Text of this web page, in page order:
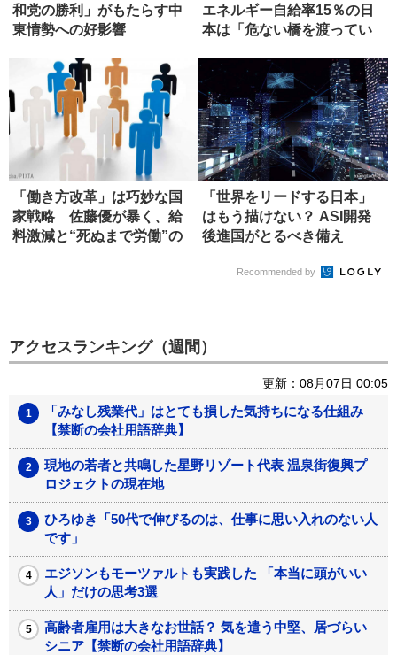
和党の勝利」がもたらす中
東情勢への好影響
エネルギー自給率15％の日
本は「危ない橋を渡ってい
「働き方改革」は巧妙な国
家戦略 佐藤優が暴く、給
料激減と“死ぬまで労働”の
「世界をリードする日本」
はもう描けない？ ASI開発
後進国がとるべき備え
Recommended by
アクセスランキング（週間）
更新：08月07日 00:05
「みなし残業代」はとても損した気持ちになる仕組み
【禁断の会社用語辞典】
現地の若者と共鳴した星野リゾート代表 温泉街復興プ
ロジェクトの現在地
ひろゆき「50代で伸びるのは、仕事に思い入れのない人
です」
エジソンもモーツァルトも実践した 「本当に頭がいい
人」だけの思考3選
高齢者雇用は大きなお世話？ 気を遣う中堅、居づらい
シニア【禁断の会社用語辞典】